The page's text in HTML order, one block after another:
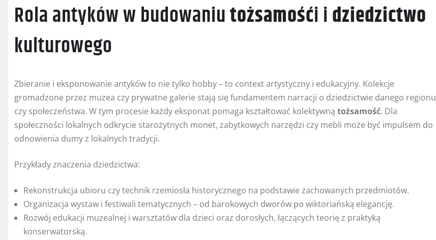
Rola antyków w budowaniutożsamośći idziedzictwo
kulturowego
Zbieranie i eksponowanie antyków to nie tylko hobby – to context artystyczny i edukacyjny. Kolekcje
gromadzone przez muzea czy prywatne galerie stają się fundamentem narracji o dziedzictwie danego regionu
czy społeczeństwa. W tym procesie każdy eksponat pomaga kształtować kolektywną tożsamość. Dla
społeczności lokalnych odkrycie starożytnych monet, zabytkowych narzędzi czy mebli może być impulsem do
odnowienia dumy z lokalnych tradycji.
Przykłady znaczenia dziedzictwa:
Rekonstrukcja ubioru czy technik rzemiosła historycznego na podstawie zachowanych przedmiotów.
Organizacja wystaw i festiwali tematycznych – od barokowych dworów po wiktoriańską elegancję.
Rozwój edukacji muzealnej i warsztatów dla dzieci oraz dorosłych, łączących teorię z praktyką
konserwatorską.